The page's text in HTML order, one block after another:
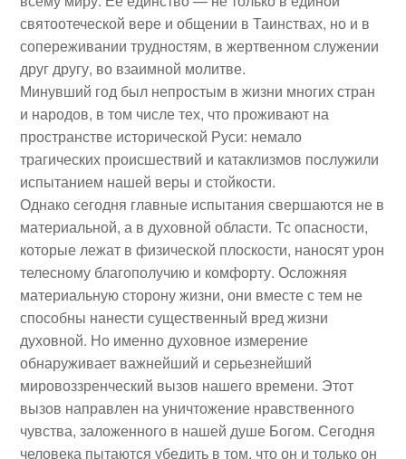
святоотеческой вере и общении в Таинствах, но и в
сопереживании трудностям, в жертвенном служении
друг другу, во взаимной молитве.
Минувший год был непростым в жизни многих стран
и народов, в том числе тех, что проживают на
пространстве исторической Руси: немало
трагических происшествий и катаклизмов послужили
испытанием нашей веры и стойкости.
Однако сегодня главные испытания свершаются не в
материальной, а в духовной области. Тс опасности,
которые лежат в физической плоскости, наносят урон
телесному благополучию и комфорту. Осложняя
материальную сторону жизни, они вместе с тем не
способны нанести существенный вред жизни
духовной. Но именно духовное измерение
обнаруживает важнейший и серьезнейший
мировоззренческий вызов нашего времени. Этот
вызов направлен на уничтожение нравственного
чувства, заложенного в нашей душе Богом. Сегодня
человека пытаются убедить в том, что он и только он